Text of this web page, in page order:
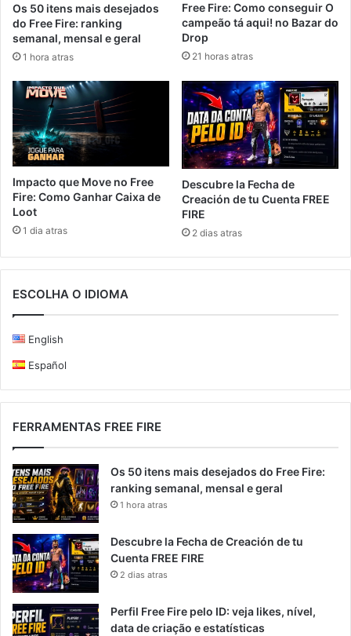
Os 50 itens mais desejados
do Free Fire: ranking
semanal, mensal e geral
1 hora atras
Free Fire: Como conseguir O
campeão tá aqui! no Bazar do
Drop
21 horas atras
Impacto que Move no Free
Fire: Como Ganhar Caixa de
Loot
1 dia atras
Descubre la Fecha de
Creación de tu Cuenta FREE
FIRE
2 dias atras
ESCOLHA O IDIOMA
English
Español
FERRAMENTAS FREE FIRE
Os 50 itens mais desejados do Free Fire:
ranking semanal, mensal e geral
1 hora atras
Descubre la Fecha de Creación de tu
Cuenta FREE FIRE
2 dias atras
Perfil Free Fire pelo ID: veja likes, nível,
data de criação e estatísticas